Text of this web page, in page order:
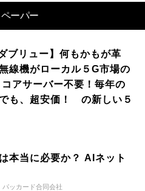
ーパー
ブリュー】何もかもが革
線機がローカル５G市場の
アサーバー不要！毎年の
も、超安価！ の新しい５
本当に必要か？ AIネット
ッカード合同会社